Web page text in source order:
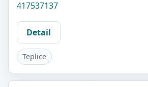
417537137
Detail
Teplice